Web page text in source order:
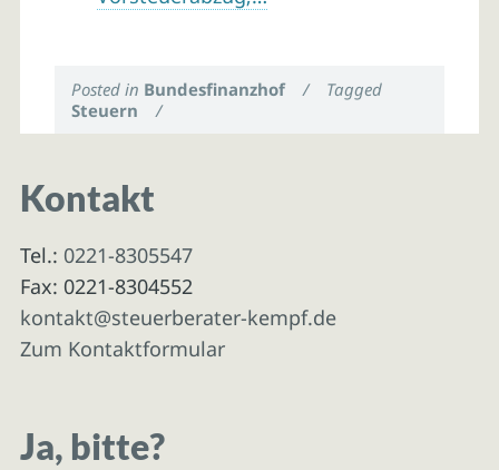
Posted in Bundesfinanzhof /
Tagged
Steuern
/
Kontakt
Tel.: 0221-8305547
Fax: 0221-8304552
kontakt@steuerberater-kempf.de
Zum Kontaktformular
Ja, bitte?